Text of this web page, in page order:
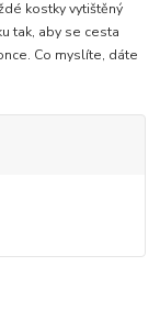
kostky vytištěný
tak, aby se cesta
Co myslíte, dáte